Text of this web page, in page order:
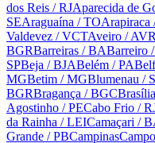
dos Reis / RJAparecida de
SEAraguaína / TOArapiraca
Valdevez / VCTAveiro / AVR
BGRBarreiras / BABarreiro
SPBeja / BJABelém / PA
MGBetim / MGBlumenau /
BGRBragança / BGCBrasília
Agostinho / PECabo Frio /
da Rainha / LEICamaçari /
Grande / PBCampinas